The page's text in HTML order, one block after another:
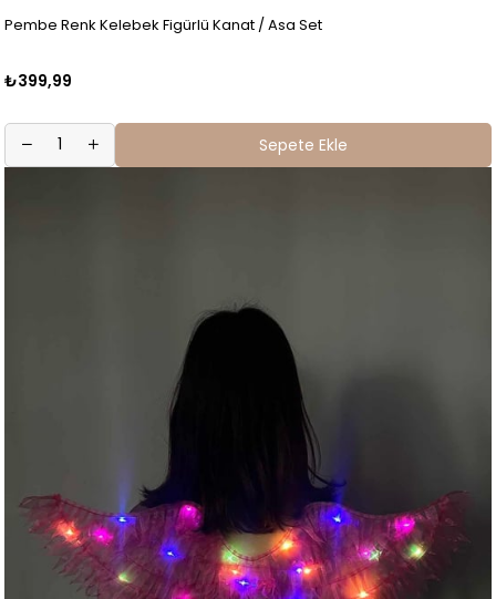
Pembe Renk Kelebek Figürlü Kanat / Asa Set
₺399,99
Sepete Ekle